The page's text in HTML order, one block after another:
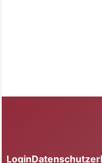
Login